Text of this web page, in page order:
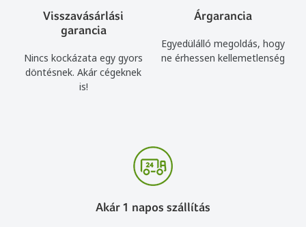
Visszavásárlási
garancia
Nincs kockázata egy gyors
döntésnek. Akár cégeknek
is!
Árgarancia
Egyedülálló megoldás, hogy
ne érhessen kellemetlenség
Akár 1 napos szállítás